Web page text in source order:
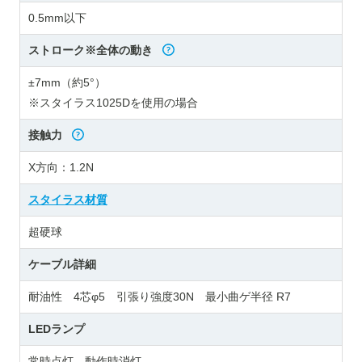
0.5mm以下
ストローク※全体の動き
±7mm（約5°）
※スタイラス1025Dを使用の場合
接触力
X方向：1.2N
スタイラス材質
超硬球
ケーブル詳細
耐油性 4芯φ5 引張り強度30N 最小曲ゲ半径 R7
LEDランプ